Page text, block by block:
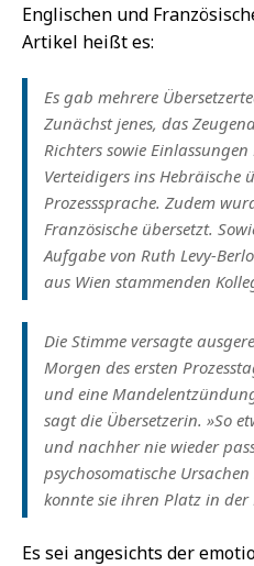
Englischen und
Artikel heißt es:
Es gab mehrere
Zunächst jenes, das
Richters sowie
Verteidigers ins Hebräische
Prozesssprache. Zudem
Französische übersetzt.
Aufgabe von Ruth Levy-
aus Wien stammenden
Die Stimme versagte
Morgen des ersten
und eine
sagt die Übersetzerin. »So
und nachher nie wieder
psychosomatische
konnte sie ihren Platz in der
Es sei angesichts der